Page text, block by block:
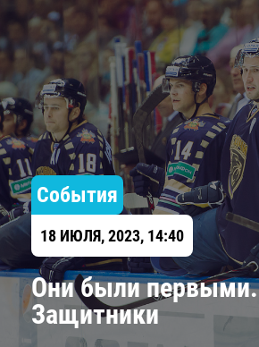
События
18 ИЮЛЯ, 2023, 14:40
Они были первыми.
Защитники